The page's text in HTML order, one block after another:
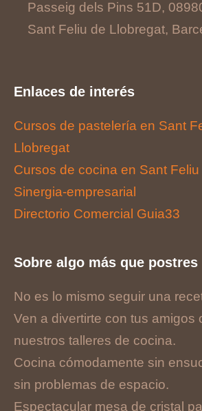
Passeig dels Pins 51D,
Sant Feliu de Llobregat,
Enlaces de interés
Cursos de pastelería en Sant
Llobregat
Cursos de cocina en Sant
Sinergia-empresarial
Directorio Comercial Guia33
Sobre algo más que postres
No es lo mismo seguir una
Ven a divertirte con tus amigos
nuestros talleres de cocina.
Cocina cómodamente sin
sin problemas de espacio.
Espectacular mesa de cristal